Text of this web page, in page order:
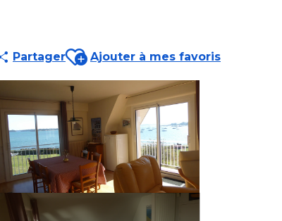
PartagerAjouter aux favoris
Ajouter à mes favoris